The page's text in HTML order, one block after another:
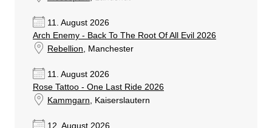
11. August 2026
Arch Enemy - Back To The Root Of All Evil 2026
Rebellion , Manchester
11. August 2026
Rose Tattoo - One Last Ride 2026
Kammgarn , Kaiserslautern
12. August 2026